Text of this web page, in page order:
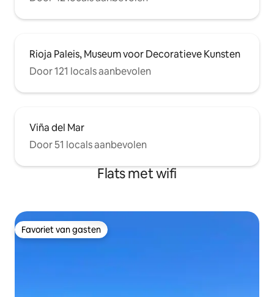
Rioja Paleis, Museum voor Decoratieve Kunsten
Door 121 locals aanbevolen
Viña del Mar
Door 51 locals aanbevolen
Flats met wifi
Favoriet van gasten
Favoriet van gasten